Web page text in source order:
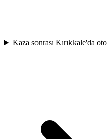
Kaza sonrası Kırıkkale'da oto